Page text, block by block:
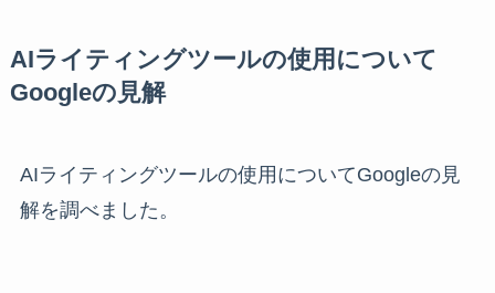
AIライティングツールの使用について
Googleの見解
AIライティングツールの使用についてGoogleの見
解を調べました。